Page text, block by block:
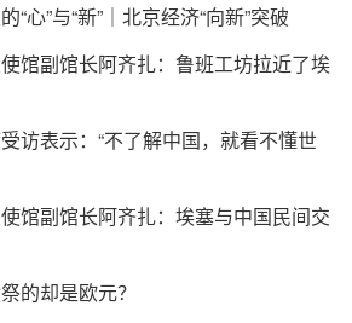
“心”与“新”｜北京经济“向新”突破
馆副馆长阿齐扎：鲁班工坊拉近了埃
访表示：“不了解中国，就看不懂世
馆副馆长阿齐扎：埃塞与中国民间交
的却是欧元？